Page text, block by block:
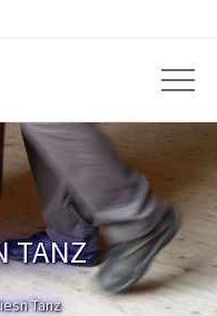
TANZ
Tanz